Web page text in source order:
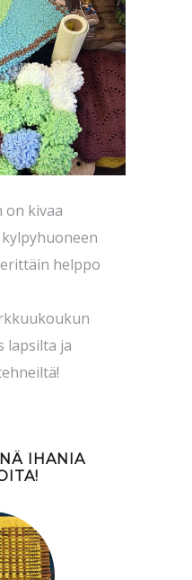
on kivaa
helppo
lapsilta ja
IHANIA